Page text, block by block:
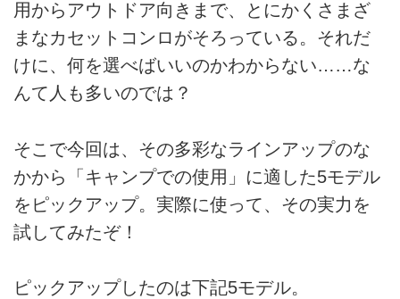
用からアウトドア向きまで、とにかくさまざ
まなカセットコンロがそろっている。それだ
けに、何を選べばいいのかわからない……な
んて人も多いのでは？
そこで今回は、その多彩なラインアップのな
かから「キャンプでの使用」に適した5モデル
をピックアップ。実際に使って、その実力を
試してみたぞ！
ピックアップしたのは下記5モデル。